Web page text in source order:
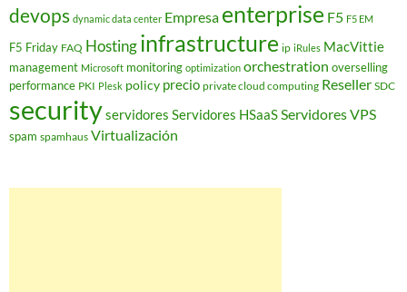
devops dynamic data center Empresa enterprise F5 F5 EM
F5 Friday FAQ Hostinginfrastructure ip iRules MacVittie
management Microsoft monitoring optimization orchestration overselling
performance PKI Plesk policy precio private cloud computing Reseller SDC
securityservidores Servidores HSaaSServidores VPS
spam spamhaus Virtualización